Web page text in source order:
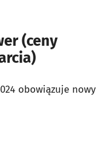
(ceny
obowiązuje nowy